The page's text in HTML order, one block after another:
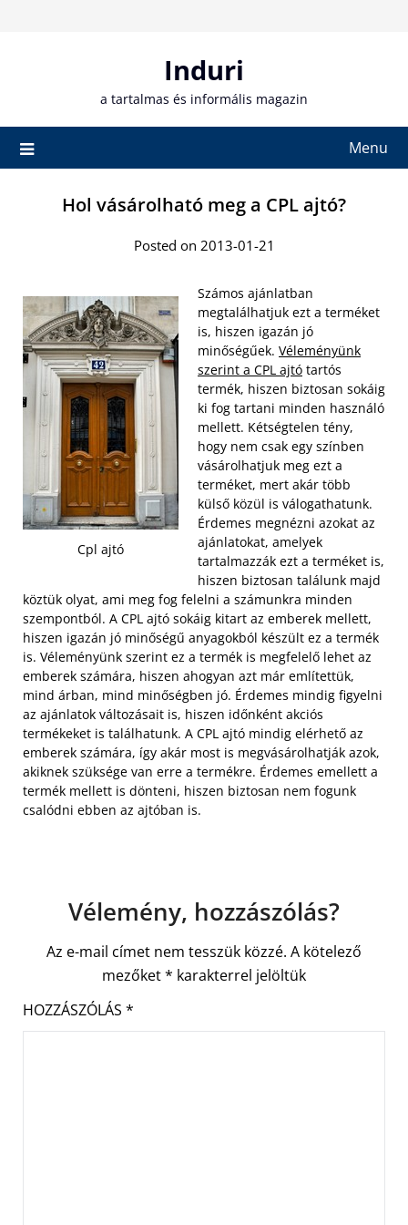
Induri
a tartalmas és informális magazin
Menu
Hol vásárolható meg a CPL ajtó?
Posted on 2013-01-21
Cpl ajtó
Számos ajánlatban
megtalálhatjuk ezt a terméket
is, hiszen igazán jó
minőségűek. Véleményünk
szerint a CPL ajtó tartós
termék, hiszen biztosan sokáig
ki fog tartani minden használó
mellett. Kétségtelen tény,
hogy nem csak egy színben
vásárolhatjuk meg ezt a
terméket, mert akár több
külső közül is válogathatunk.
Érdemes megnézni azokat az
ajánlatokat, amelyek
tartalmazzák ezt a terméket is,
hiszen biztosan találunk majd
köztük olyat, ami meg fog felelni a számunkra minden
szempontból. A CPL ajtó sokáig kitart az emberek mellett,
hiszen igazán jó minőségű anyagokból készült ez a termék
is. Véleményünk szerint ez a termék is megfelelő lehet az
emberek számára, hiszen ahogyan azt már említettük,
mind árban, mind minőségben jó. Érdemes mindig figyelni
az ajánlatok változásait is, hiszen időnként akciós
termékeket is találhatunk. A CPL ajtó mindig elérhető az
emberek számára, így akár most is megvásárolhatják azok,
akiknek szüksége van erre a termékre. Érdemes emellett a
termék mellett is dönteni, hiszen biztosan nem fogunk
csalódni ebben az ajtóban is.
Vélemény, hozzászólás?
Az e-mail címet nem tesszük közzé. A kötelező
mezőket* karakterrel jelöltük
HOZZÁSZÓLÁS *